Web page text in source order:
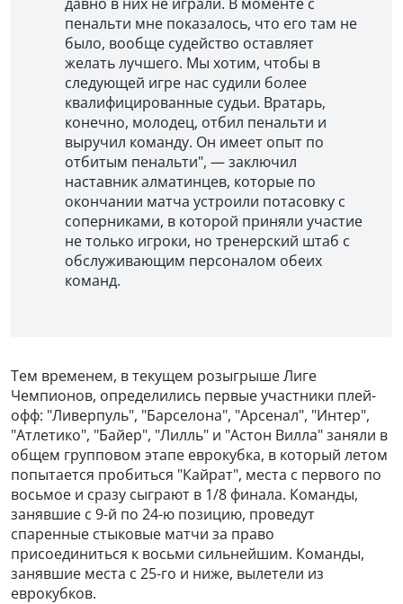
пенальти мне показалось, что его там не
было, вообще судейство оставляет
желать лучшего. Мы хотим, чтобы в
следующей игре нас судили более
квалифицированные судьи. Вратарь,
конечно, молодец, отбил пенальти и
выручил команду. Он имеет опыт по
отбитым пенальти", — заключил
наставник алматинцев, которые по
окончании матча устроили потасовку с
соперниками, в которой приняли участие
не только игроки, но тренерский штаб с
обслуживающим персоналом обеих
команд.
Тем временем, в текущем розыгрыше Лиге
Чемпионов, определились первые участники плей-
офф: "Ливерпуль", "Барселона", "Арсенал", "Интер",
"Атлетико", "Байер", "Лилль" и "Астон Вилла" заняли в
общем групповом этапе еврокубка, в который летом
попытается пробиться "Кайрат", места с первого по
восьмое и сразу сыграют в 1/8 финала. Команды,
занявшие с 9-й по 24-ю позицию, проведут
спаренные стыковые матчи за право
присоединиться к восьми сильнейшим. Команды,
занявшие места с 25-го и ниже, вылетели из
еврокубков.